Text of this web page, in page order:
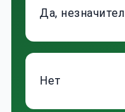
Да,
Нет